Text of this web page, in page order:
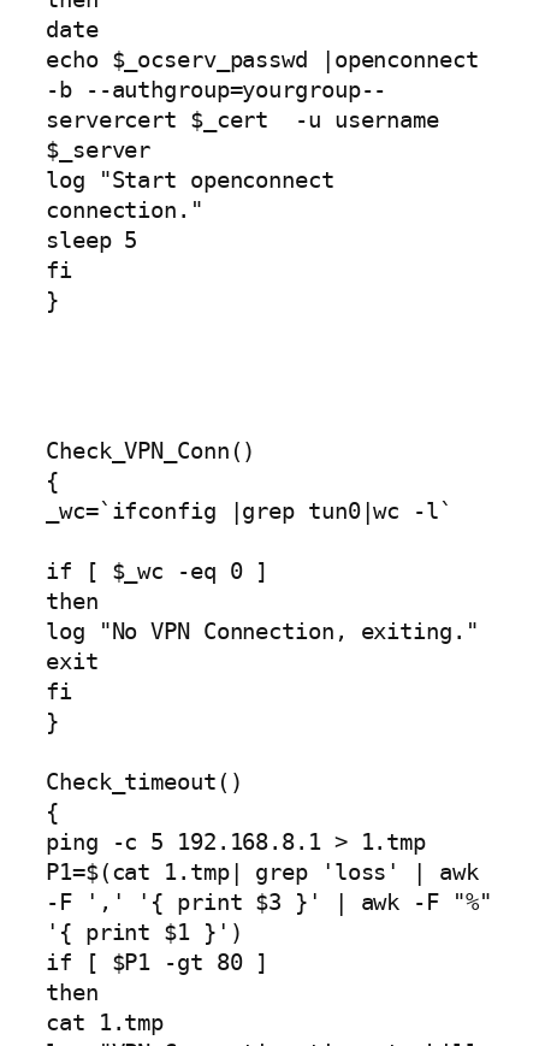
date
echo $_ocserv_passwd |openconnect
-b --authgroup=yourgroup--
servercert $_cert  -u username
$_server
log "Start openconnect
connection."
sleep 5
fi
}
Check_VPN_Conn()
{
_wc=`ifconfig |grep tun0|wc -l`
if [ $_wc -eq 0 ]
then
log "No VPN Connection, exiting."
exit
fi
}
Check_timeout()
{
ping -c 5 192.168.8.1 > 1.tmp
P1=$(cat 1.tmp| grep 'loss' | awk
-F ',' '{ print $3 }' | awk -F "%"
'{ print $1 }')
if [ $P1 -gt 80 ]
then
cat 1.tmp